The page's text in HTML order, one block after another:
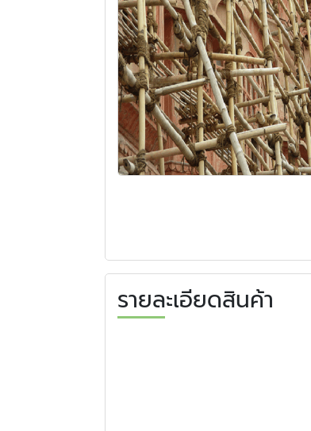
รายละเอียดสินค้า